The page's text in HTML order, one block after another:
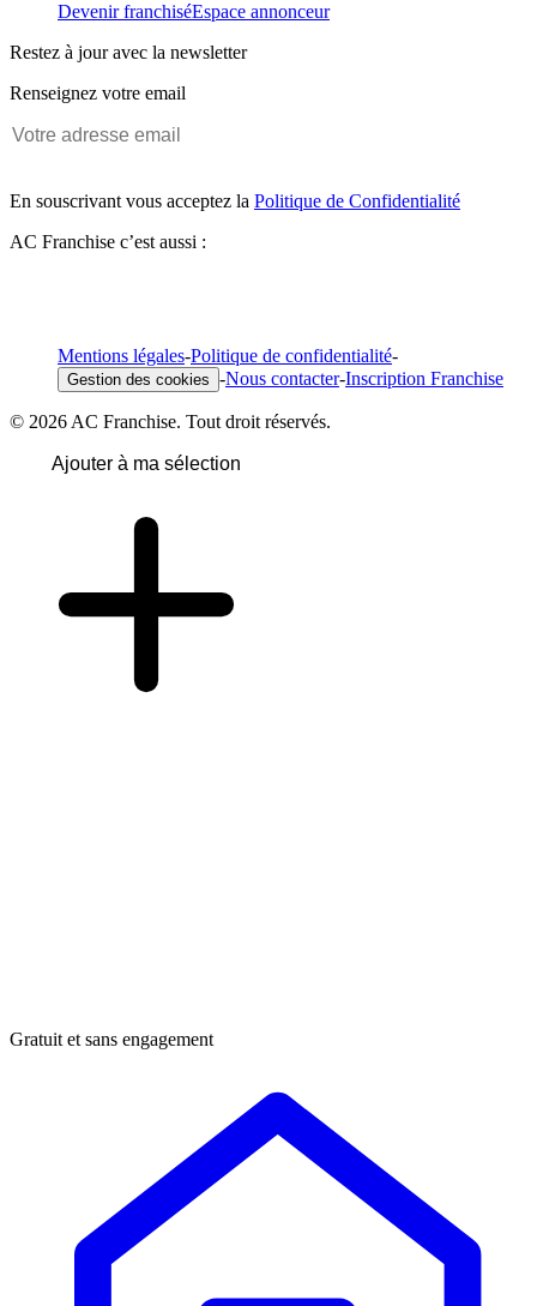
Devenir franchiséEspace annonceur
Restez à jour avec la newsletter
Renseignez votre email
En souscrivant vous acceptez la Politique de Confidentialité
AC Franchise c’est aussi :
Mentions légales-Politique de confidentialité-
Gestion des cookies -Nous contacter-Inscription Franchise
© 2026 AC Franchise. Tout droit réservés.
Ajouter à ma sélection
Gratuit et sans engagement